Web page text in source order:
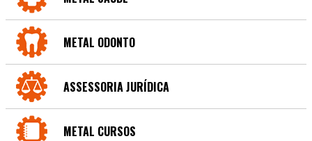
METAL ODONTO
ASSESSORIA JURÍDICA
METAL CURSOS